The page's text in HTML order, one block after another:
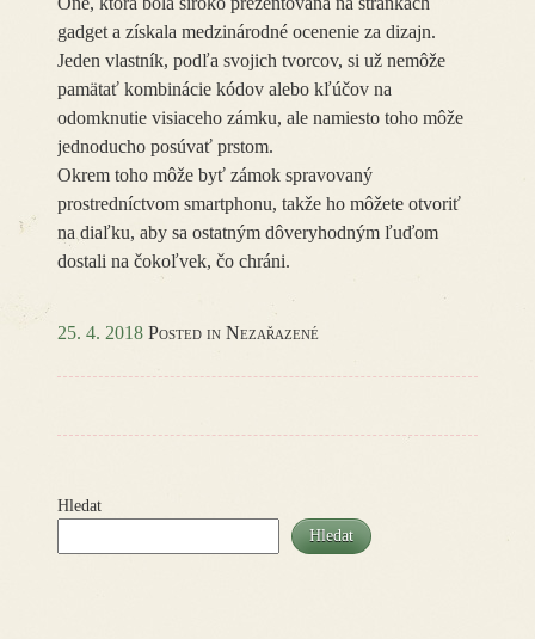
gadget a získala medzinárodné ocenenie za dizajn.
Jeden vlastník, podľa svojich tvorcov, si už nemôže
pamätať kombinácie kódov alebo kľúčov na
odomknutie visiaceho zámku, ale namiesto toho môže
jednoducho posúvať prstom.
Okrem toho môže byť zámok spravovaný
prostredníctvom smartphonu, takže ho môžete otvoriť
na diaľku, aby sa ostatným dôveryhodným ľuďom
dostali na čokoľvek, čo chráni.
25. 4. 2018 Posted in Nezařazené
Hledat
Hledat